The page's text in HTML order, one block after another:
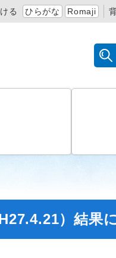
る ひらがな Romaji
）結果